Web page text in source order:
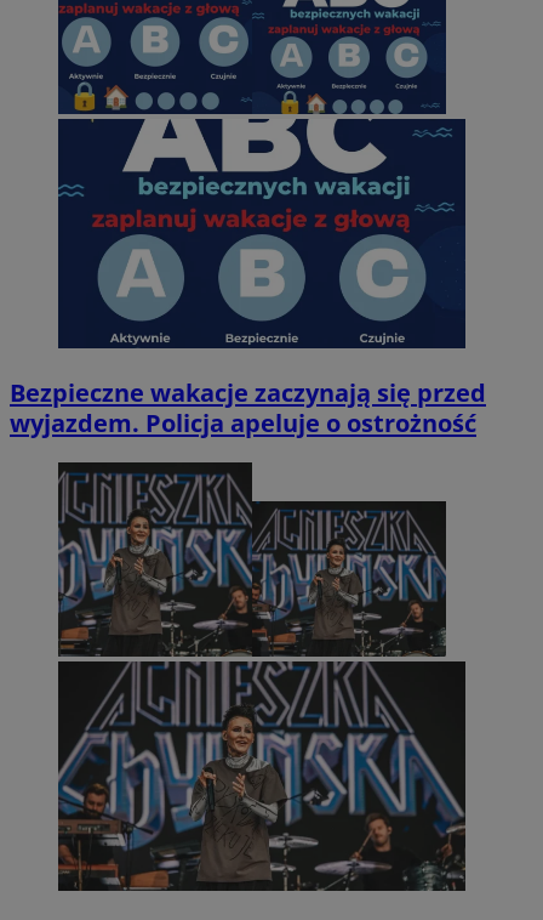
Bezpieczne wakacje zaczynają się przed
wyjazdem. Policja apeluje o ostrożność